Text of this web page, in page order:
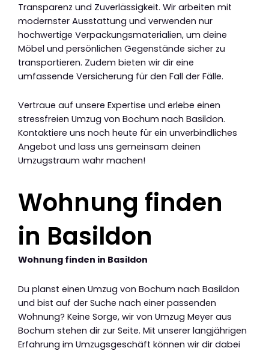
Transparenz und Zuverlässigkeit. Wir arbeiten mit
modernster Ausstattung und verwenden nur
hochwertige Verpackungsmaterialien, um deine
Möbel und persönlichen Gegenstände sicher zu
transportieren. Zudem bieten wir dir eine
umfassende Versicherung für den Fall der Fälle.
Vertraue auf unsere Expertise und erlebe einen
stressfreien Umzug von Bochum nach Basildon.
Kontaktiere uns noch heute für ein unverbindliches
Angebot und lass uns gemeinsam deinen
Umzugstraum wahr machen!
Wohnung finden
in Basildon
Wohnung finden in Basildon
Du planst einen Umzug von Bochum nach Basildon
und bist auf der Suche nach einer passenden
Wohnung? Keine Sorge, wir von Umzug Meyer aus
Bochum stehen dir zur Seite. Mit unserer langjährigen
Erfahrung im Umzugsgeschäft können wir dir dabei